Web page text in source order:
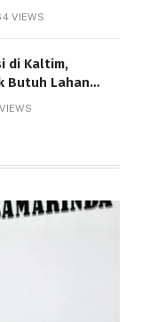
VIEWS
di Kaltim,
Butuh Lahan
VIEWS